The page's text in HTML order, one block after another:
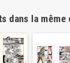
dans la même